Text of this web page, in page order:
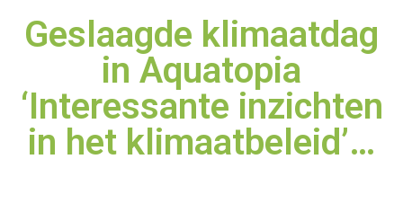
Geslaagde klimaatdag
in Aquatopia
‘Interessante inzichten
in het klimaatbeleid’…